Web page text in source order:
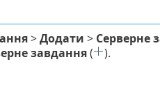
>Додати > Серверне
завдання( ).